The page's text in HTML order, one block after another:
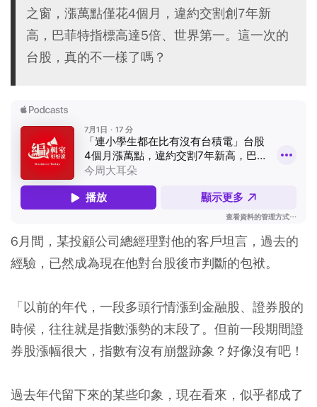
之窗，漲萬點僅花4個月，違約交割創7年新
高，巴菲特指標高達5倍、世界第一。這一次的
台股，真的不一樣了嗎？
6月間，某投顧公司總經理對他的客戶坦言，過去的
經驗，已然成為現在他對台股後市判斷的包袱。
「以前的年代，一段多頭行情漲到金融股、證券股的
時候，往往就是指數漲勢的末段了。但前一段期間證
券股漲幅很大，指數有沒有崩盤跡象？好像沒有吧！
過去年代留下來的某些印象，現在看來，似乎都成了